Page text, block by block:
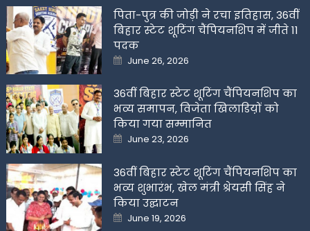
पिता-पुत्र की जोड़ी ने रचा इतिहास, 36वीं
बिहार स्टेट शूटिंग चैंपियनशिप में जीते 11
पदक
Posted
on
June 26, 2026
36वीं बिहार स्टेट शूटिंग चैंपियनशिप का
भव्य समापन, विजेता खिलाडिय़ों को
किया गया सम्मानित
Posted
on
June 23, 2026
36वीं बिहार स्टेट शूटिंग चैंपियनशिप का
भव्य शुभारंभ, खेल मंत्री श्रेयसी सिंह ने
किया उद्घाटन
Posted
on
June 19, 2026